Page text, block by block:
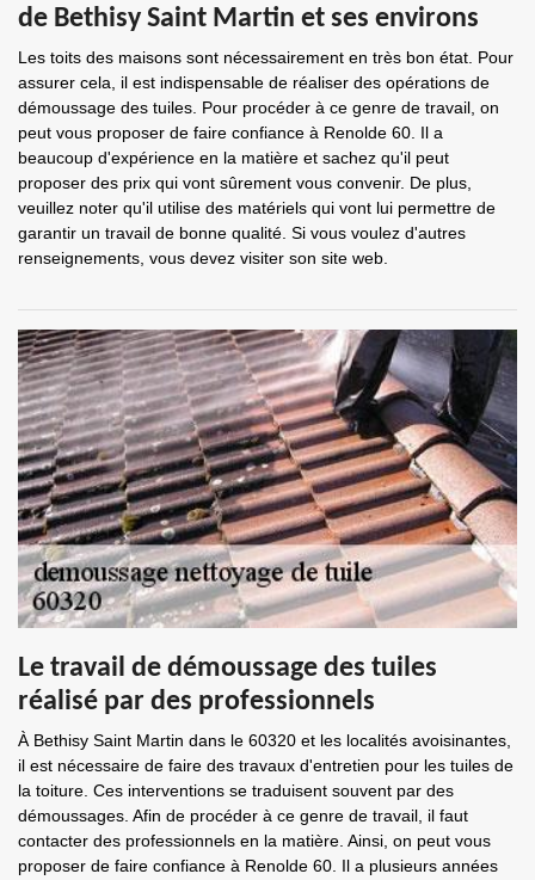
de Bethisy Saint Martin et ses environs
Les toits des maisons sont nécessairement en très bon état. Pour
assurer cela, il est indispensable de réaliser des opérations de
démoussage des tuiles. Pour procéder à ce genre de travail, on
peut vous proposer de faire confiance à Renolde 60. Il a
beaucoup d'expérience en la matière et sachez qu'il peut
proposer des prix qui vont sûrement vous convenir. De plus,
veuillez noter qu'il utilise des matériels qui vont lui permettre de
garantir un travail de bonne qualité. Si vous voulez d'autres
renseignements, vous devez visiter son site web.
Le travail de démoussage des tuiles
réalisé par des professionnels
À Bethisy Saint Martin dans le 60320 et les localités avoisinantes,
il est nécessaire de faire des travaux d'entretien pour les tuiles de
la toiture. Ces interventions se traduisent souvent par des
démoussages. Afin de procéder à ce genre de travail, il faut
contacter des professionnels en la matière. Ainsi, on peut vous
proposer de faire confiance à Renolde 60. Il a plusieurs années